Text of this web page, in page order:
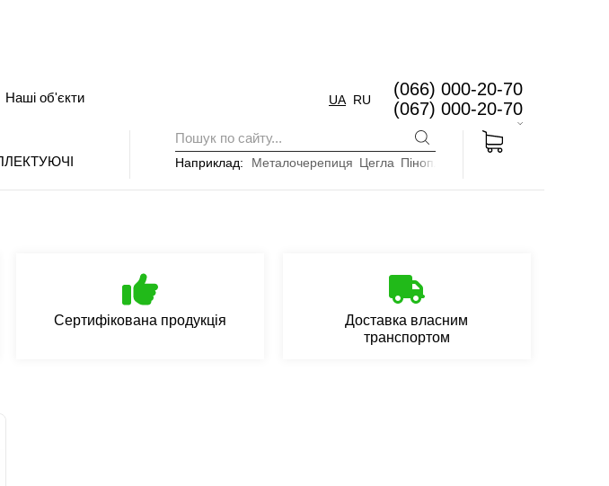
Наприклад: Металочерепиця Цегла Пінопласт
(066) 000-20-70
(067) 000-20-70
Наші об'єкти UA RU
Сертифікована продукція
Доставка власним
транспортом